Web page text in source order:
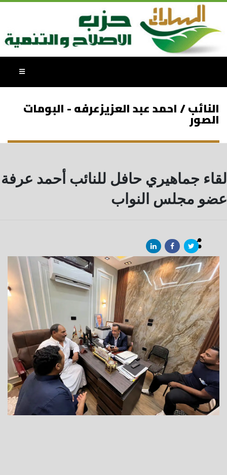
النائب / احمد عبد العزيزعرفه - البومات
الصور
لقاء جماهيري حافل للنائب أحمد عرفة
عضو مجلس النواب